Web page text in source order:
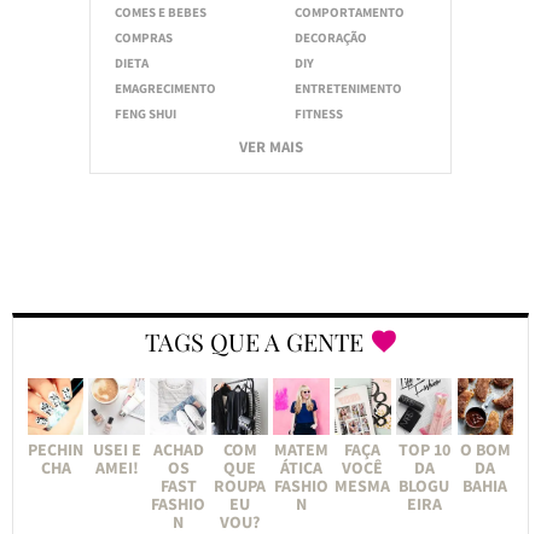
COMES E BEBES
COMPORTAMENTO
COMPRAS
DECORAÇÃO
DIETA
DIY
EMAGRECIMENTO
ENTRETENIMENTO
FENG SHUI
FITNESS
VER MAIS
TAGS QUE A GENTE
PECHIN
CHA
USEI E
AMEI!
ACHAD
OS
FAST
FASHIO
N
COM
QUE
ROUPA
EU
VOU?
MATEM
ÁTICA
FASHIO
N
FAÇA
VOCÊ
MESMA
TOP 10
DA
BLOGU
EIRA
O BOM
DA
BAHIA